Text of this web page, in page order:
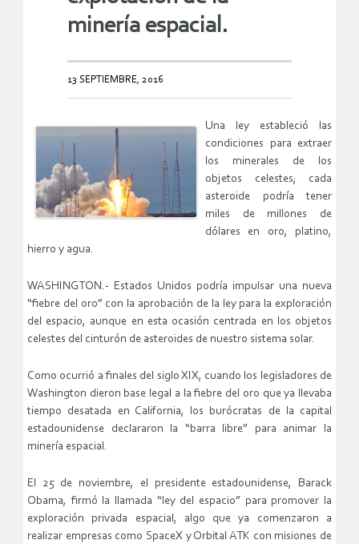
minería espacial.
13 SEPTIEMBRE, 2016
Una ley estableció las
condiciones para extraer
los minerales de los
objetos celestes; cada
asteroide podría tener
miles de millones de
dólares en oro, platino,
hierro y agua.
WASHINGTON.- Estados Unidos podría impulsar una nueva
“fiebre del oro” con la aprobación de la ley para la exploración
del espacio, aunque en esta ocasión centrada en los objetos
celestes del cinturón de asteroides de nuestro sistema solar.
Como ocurrió a finales del siglo XIX, cuando los legisladores de
Washington dieron base legal a la fiebre del oro que ya llevaba
tiempo desatada en California, los burócratas de la capital
estadounidense declararon la “barra libre” para animar la
minería espacial.
El 25 de noviembre, el presidente estadounidense, Barack
Obama, firmó la llamada “ley del espacio” para promover la
exploración privada espacial, algo que ya comenzaron a
realizar empresas como SpaceX y Orbital ATK con misiones de